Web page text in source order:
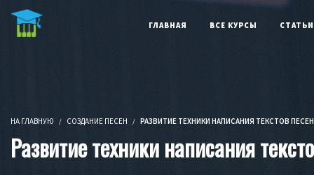
ГЛАВНАЯ ВСЕ КУРСЫ СТАТЬИ
НА ГЛАВНУЮ СОЗДАНИЕ ПЕСЕН РАЗВИТИЕ ТЕХНИКИ НАПИСАНИЯ ТЕКСТОВ
Развитие техники написания